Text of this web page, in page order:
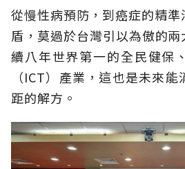
從慢性病預防，到癌症的精
盾，莫過於台灣引以為傲的
續八年世界第一的全民健保
（ICT）產業，這也是未來
距的解方。